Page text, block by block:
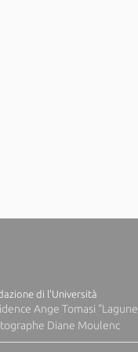
di l'Università
Ange Tomasi
Diane Moulenc